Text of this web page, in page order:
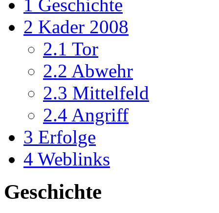
1 Geschichte
2 Kader 2008
2.1 Tor
2.2 Abwehr
2.3 Mittelfeld
2.4 Angriff
3 Erfolge
4 Weblinks
Geschichte